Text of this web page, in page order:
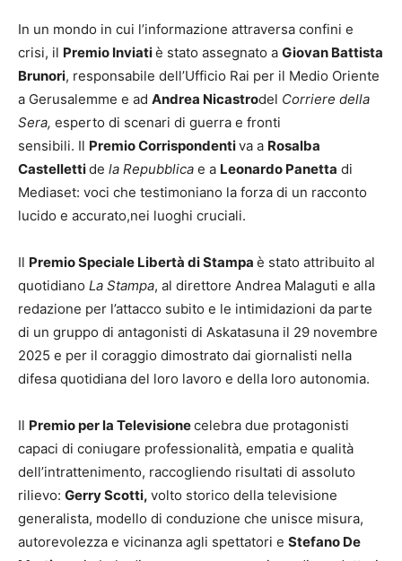
In un mondo in cui l’informazione attraversa confini e
crisi, il Premio Inviatiè stato assegnato a Giovan Battista
Brunori, responsabile dell’Ufficio Rai per il Medio Oriente
a Gerusalemme e ad Andrea Nicastrodel Corriere della
Sera, esperto di scenari di guerra e fronti
sensibili. Il Premio Corrispondentiva a Rosalba
Castellettide la Repubblica e a Leonardo Panetta di
Mediaset: voci che testimoniano la forza di un racconto
lucido e accurato,nei luoghi cruciali.
Il Premio Speciale Libertà di Stampa è stato attribuito al
quotidiano La Stampa, al direttore Andrea Malaguti e alla
redazione per l’attacco subito e le intimidazioni da parte
di un gruppo di antagonisti di Askatasuna il 29 novembre
2025 e per il coraggio dimostrato dai giornalisti nella
difesa quotidiana del loro lavoro e della loro autonomia.
Il Premio per la Televisionecelebra due protagonisti
capaci di coniugare professionalità, empatia e qualità
dell’intrattenimento, raccogliendo risultati di assoluto
rilievo: Gerry Scotti, volto storico della televisione
generalista, modello di conduzione che unisce misura,
autorevolezza e vicinanza agli spettatori e Stefano De